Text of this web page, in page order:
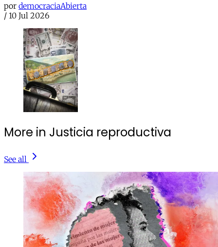
por democraciaAbierta
/ 10 Jul 2026
More in Justicia reproductiva
See all